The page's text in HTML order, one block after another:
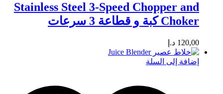
Stainless Steel 3-Speed Chopper and
Choker كبة و قطاعة 3 سرعات
120,00 د.إ
إضافة إلى السلة